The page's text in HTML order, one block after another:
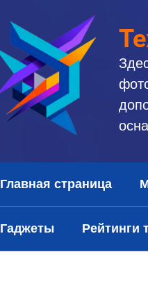
Главная страница
Гаджеты Рейтинги